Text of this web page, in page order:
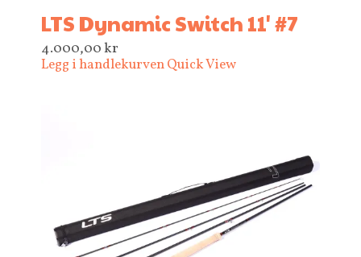
LTS Dynamic Switch 11' #7
4.000,00kr
Legg i handlekurvenQuick View